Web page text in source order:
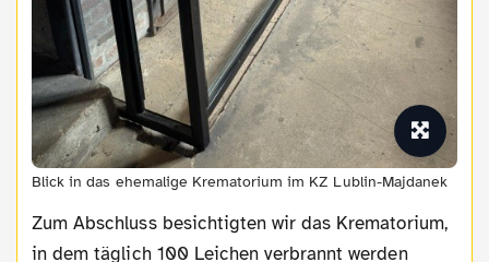
Blick in das ehemalige Krematorium im KZ Lublin-Majdanek
Zum Abschluss besichtigten wir das Krematorium,
in dem täglich 100 Leichen verbrannt werden